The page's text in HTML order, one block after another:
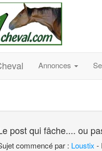
Annonces
post qui fâche.... ou
commencé par : Loustix -